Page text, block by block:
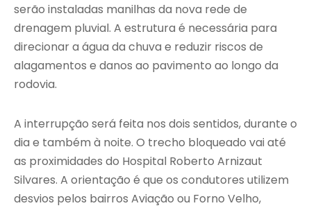
serão instaladas manilhas da nova rede de
drenagem pluvial. A estrutura é necessária para
direcionar a água da chuva e reduzir riscos de
alagamentos e danos ao pavimento ao longo da
rodovia.
A interrupção será feita nos dois sentidos, durante o
dia e também à noite. O trecho bloqueado vai até
as proximidades do Hospital Roberto Arnizaut
Silvares. A orientação é que os condutores utilizem
desvios pelos bairros Aviação ou Forno Velho,